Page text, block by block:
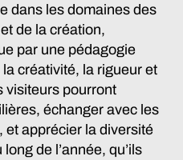
dans les domaines des
de la création,
par une pédagogie
créativité, la rigueur et
visiteurs pourront
échanger avec les
et apprécier la diversité
de l’année, qu’ils